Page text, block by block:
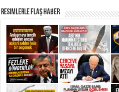
Resimlerle Flaş Haber